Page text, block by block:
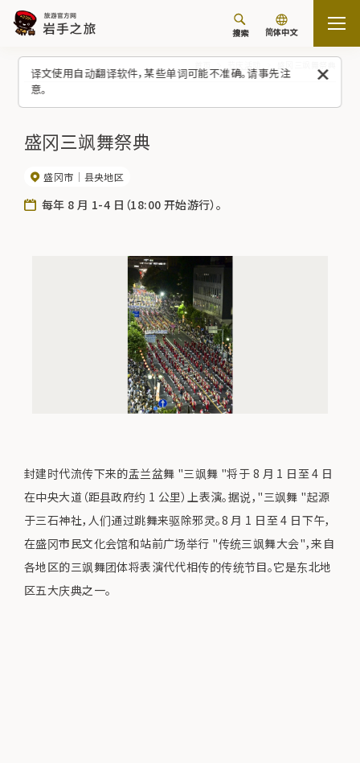
译文使用自动翻译软件，某些单词可能不准确。请事先注
意。
搜索 简体中文
盛冈三飒舞祭典
盛冈市 县央地区
每年 8 月 1-4 日（18:00 开始游行）。
封建时代流传下来的盂兰盆舞 "三飒舞 "将于 8 月 1 日至 4 日
在中央大道（距县政府约 1 公里）上表演。据说，"三飒舞 "起源
于三石神社，人们通过跳舞来驱除邪灵。8 月 1 日至 4 日下午，
在盛冈市民文化会馆和站前广场举行 "传统三飒舞大会"，来自
各地区的三飒舞团体将表演代代相传的传统节目。它是东北地
区五大庆典之一。